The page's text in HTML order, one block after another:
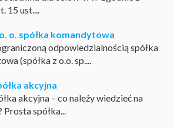
15 ust....
o. spółka komandytowa
odpowiedzialnością spółka
(spółka z o.o. sp....
akcyjna
akcyjna – co należy wiedzieć na
spółka...